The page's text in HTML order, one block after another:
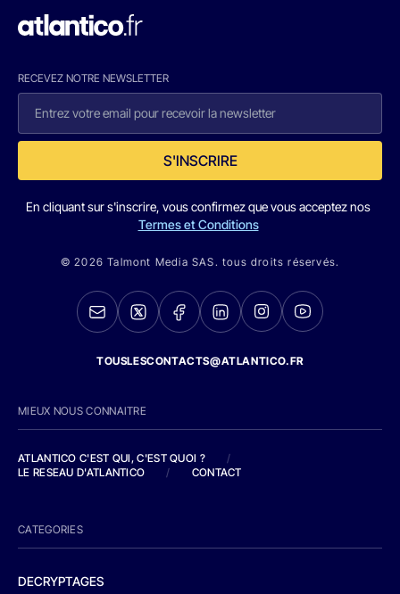
RECEVEZ NOTRE NEWSLETTER
S'INSCRIRE
En cliquant sur s'inscrire, vous confirmez que vous acceptez nos
Termes et Conditions
© 2026 Talmont Media SAS. tous droits réservés.
TOUSLESCONTACTS@ATLANTICO.FR
MIEUX NOUS CONNAITRE
ATLANTICO C'EST QUI, C'EST QUOI ?
/
LE RESEAU D'ATLANTICO
/ CONTACT
CATEGORIES
DECRYPTAGES